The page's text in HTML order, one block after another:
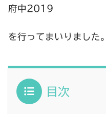
府中2019
を行ってまいりました。
目次